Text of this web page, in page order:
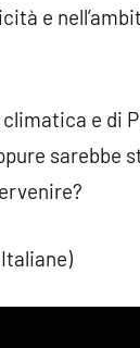
e
e di
sarebbe